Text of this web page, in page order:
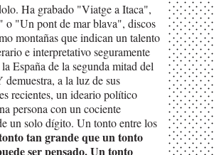
Ha grabado "Viatge a Itaca",
o "Un pont de mar blava", discos
montañas que indican un talento
e interpretativo seguramente
España de la segunda mitad del
a la luz de sus
recientes, un ideario político
persona con un cociente
un solo dígito. Un tonto entre los
tan grande que un tonto
ser pensado. Un tonto